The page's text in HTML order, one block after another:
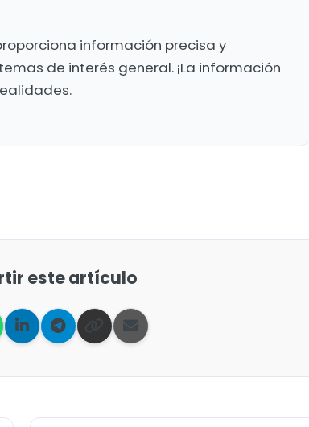
información precisa y
de interés general. ¡La información
este artículo